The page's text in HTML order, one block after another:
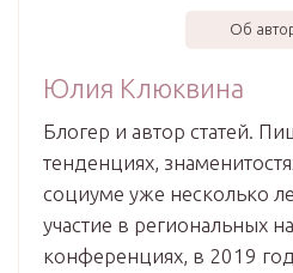
Об
Юлия Клюквина
Блогер и автор статей.
тенденциях,
социуме уже несколько
участие в региональных
конференциях, в 2019